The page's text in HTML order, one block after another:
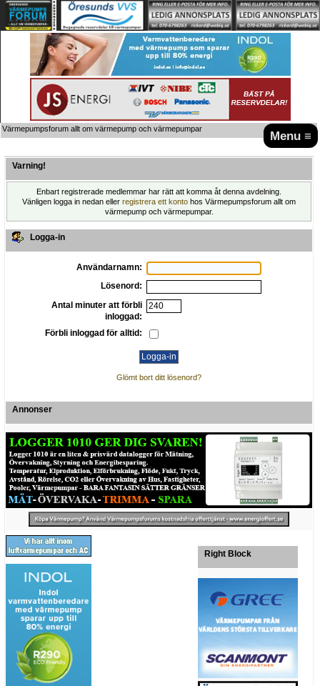
Menu ≡
Värmepumpsforum allt om värmepump och värmepumpar
Varning!
Enbart registrerade medlemmar har rätt att komma åt denna avdelning.
Vänligen logga in nedan eller registrera ett konto hos Värmepumpsforum allt om
värmepump och värmepumpar.
Logga-in
Användarnamn:
Lösenord:
Antal minuter att förbli
inloggad:
Förbli inloggad för alltid:
Glömt bort ditt lösenord?
Annonser
Right Block